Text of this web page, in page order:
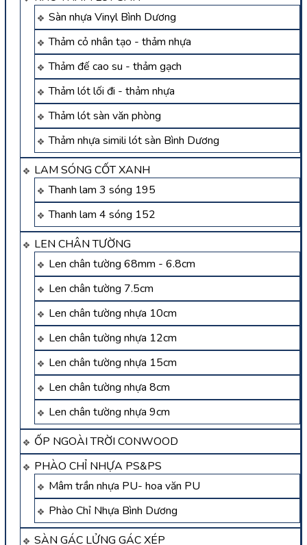
Sàn nhựa Vinyl Bình Dương
Thảm cỏ nhân tạo - thảm nhựa
Thảm đế cao su - thảm gạch
Thảm lót lối đi - thảm nhựa
Thảm lót sàn văn phòng
Thảm nhựa simili lót sàn Bình Dương
LAM SÓNG CỐT XANH
Thanh lam 3 sóng 195
Thanh lam 4 sóng 152
LEN CHÂN TƯỜNG
Len chân tường 68mm - 6.8cm
Len chân tường 7.5cm
Len chân tường nhựa 10cm
Len chân tường nhựa 12cm
Len chân tường nhựa 15cm
Len chân tường nhựa 8cm
Len chân tường nhựa 9cm
ỐP NGOÀI TRỜI CONWOOD
PHÀO CHỈ NHỰA PS&PS
Mâm trần nhựa PU- hoa văn PU
Phào Chỉ Nhựa Bình Dương
SÀN GÁC LỬNG GÁC XÉP